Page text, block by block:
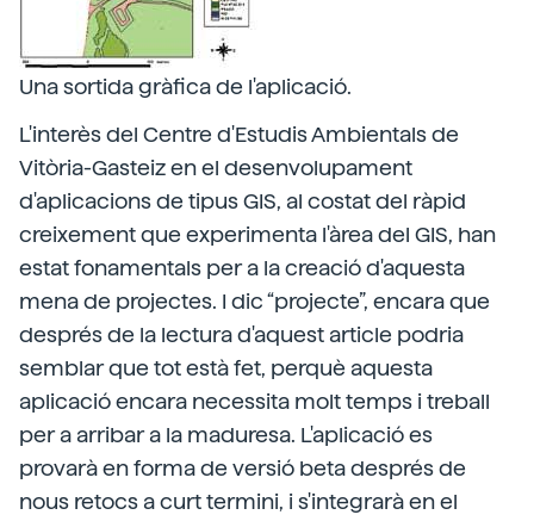
Una sortida gràfica de l'aplicació.
L'interès del Centre d'Estudis Ambientals de
Vitòria-Gasteiz en el desenvolupament
d'aplicacions de tipus GIS, al costat del ràpid
creixement que experimenta l'àrea del GIS, han
estat fonamentals per a la creació d'aquesta
mena de projectes. I dic “projecte”, encara que
després de la lectura d'aquest article podria
semblar que tot està fet, perquè aquesta
aplicació encara necessita molt temps i treball
per a arribar a la maduresa. L'aplicació es
provarà en forma de versió beta després de
nous retocs a curt termini, i s'integrarà en el